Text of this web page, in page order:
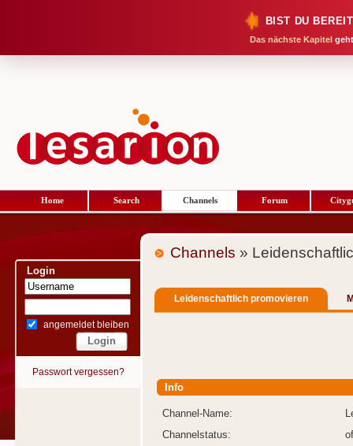
BIST DU
Das nächste Kapitel
Home Search Channels Forum
Login
angemeldet bleiben
Passwort vergessen?
Channels »
Leidenschaftlich promovieren
Info
Channel-Name:
Channelstatus: